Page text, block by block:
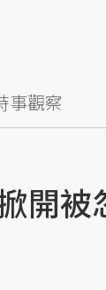
事觀察
開